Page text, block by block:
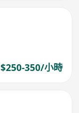
$250-350/小時